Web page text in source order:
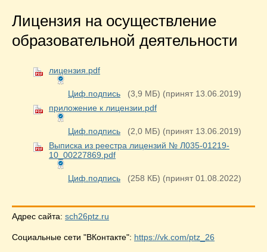
Лицензия на осуществление
образовательной деятельности
лицензия.pdf
Циф.подпись (3,9 МБ) (принят 13.06.2019)
приложение к лицензии.pdf
Циф.подпись (2,0 МБ) (принят 13.06.2019)
Выписка из реестра лицензий № Л035-01219-
10_00227869.pdf
Циф.подпись (258 КБ) (принят 01.08.2022)
Адрес сайта: sch26ptz.ru
Социальные сети "ВКонтакте": https://vk.com/ptz_26